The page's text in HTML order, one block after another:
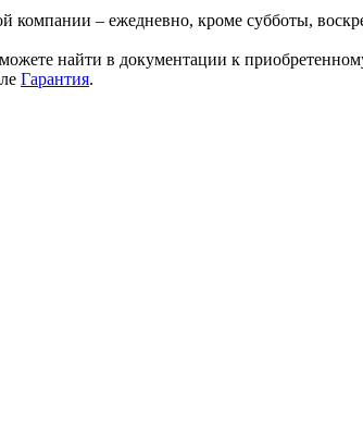
компании – ежедневно, кроме субботы,
найти в документации к
Гарантия.